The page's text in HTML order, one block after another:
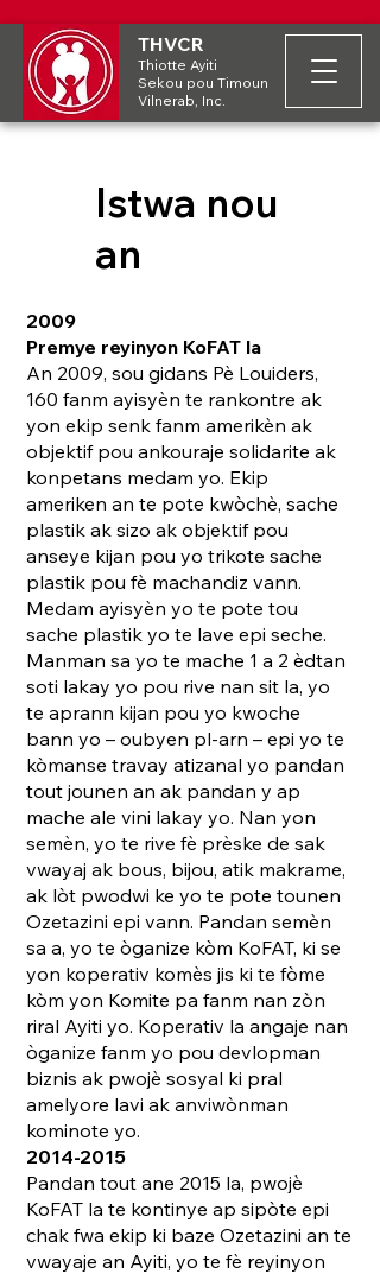
THVCR
Thiotte Ayiti
Sekou pou Timoun
Vilnerab, Inc.
Istwa nou
an
2009
Premye reyinyon KoFAT la
An 2009, sou gidans Pè Louiders,
160 fanm ayisyèn te rankontre ak
yon ekip senk fanm amerikèn ak
objektif pou ankouraje solidarite ak
konpetans medam yo. Ekip
ameriken an te pote kwòchè, sache
plastik ak sizo ak objektif pou
anseye kijan pou yo trikote sache
plastik pou fè machandiz vann.
Medam ayisyèn yo te pote tou
sache plastik yo te lave epi seche.
Manman sa yo te mache 1 a 2 èdtan
soti lakay yo pou rive nan sit la, yo
te aprann kijan pou yo kwoche
bann yo – oubyen pl-arn – epi yo te
kòmanse travay atizanal yo pandan
tout jounen an ak pandan y ap
mache ale vini lakay yo. Nan yon
semèn, yo te rive fè prèske de sak
vwayaj ak bous, bijou, atik makrame,
ak lòt pwodwi ke yo te pote tounen
Ozetazini epi vann. Pandan semèn
sa a, yo te òganize kòm KoFAT, ki se
yon koperativ komès jis ki te fòme
kòm yon Komite pa fanm nan zòn
riral Ayiti yo. Koperativ la angaje nan
òganize fanm yo pou devlopman
biznis ak pwojè sosyal ki pral
amelyore lavi ak anviwònman
kominote yo.
2014-2015
Pandan tout ane 2015 la, pwojè
KoFAT la te kontinye ap sipòte epi
chak fwa ekip ki baze Ozetazini an te
vwayaje an Ayiti, yo te fè reyinyon